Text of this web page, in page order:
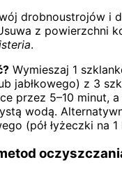
drobnoustrojów i
z powierzchni
.
Wymieszaj 1
jabłkowego) z 3
przez 5–10 minut, a
wodą.
(pół łyżeczki na